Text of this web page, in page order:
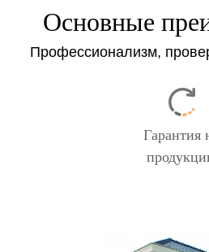
помогут с выбором.
Заказать
Основные
Профессионализм,
Гарантия